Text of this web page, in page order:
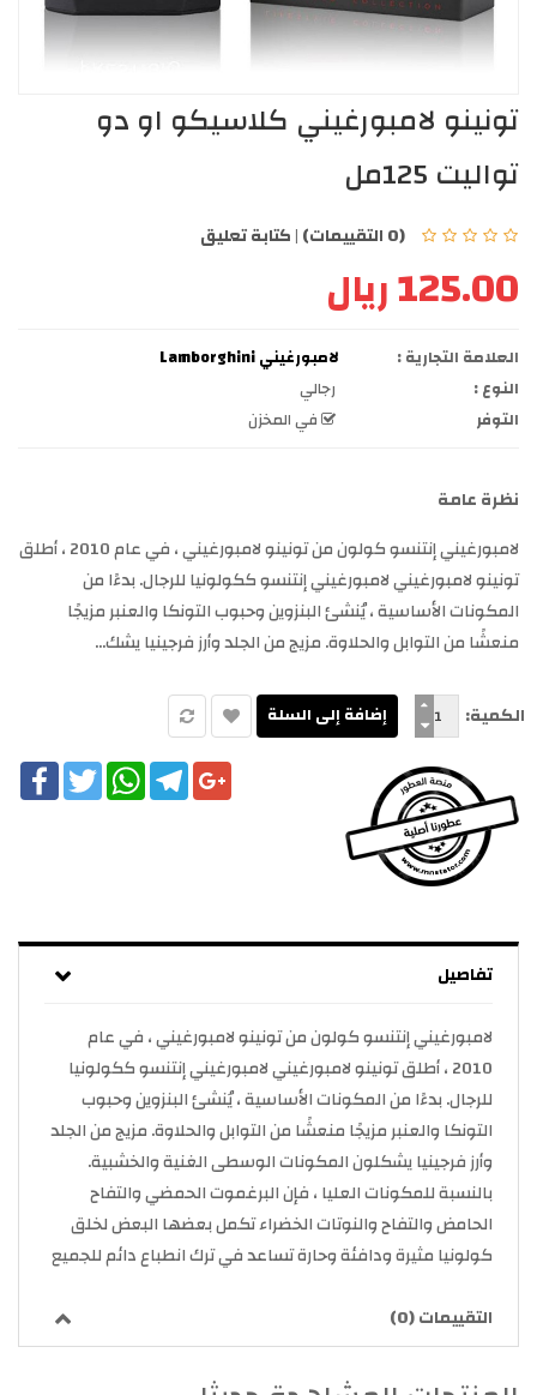
تونينو لامبورغيني كلاسيكو او دو
تواليت 125مل
(0 التقييمات) |كتابة تعليق
125.00 ريال
العلامة التجارية :
لامبورغيني Lamborghini
النوع :
رجالي
التوفر
في المخزن
نظرة عامة
لامبورغيني إنتنسو كولون من تونينو لامبورغيني ، في عام 2010 ، أطلق
تونينو لامبورغيني لامبورغيني إنتنسو ككولونيا للرجال. بدءًا من
المكونات الأساسية ، يُنشئ البنزوين وحبوب التونكا والعنبر مزيجًا
منعشًا من التوابل والحلاوة. مزيج من الجلد وأرز فرجينيا يشك...
الكمية:
Twitter
WhatsAppTelegramGoogle+
تفاصيل
لامبورغيني إنتنسو كولون من تونينو لامبورغيني ، في عام
2010 ، أطلق تونينو لامبورغيني لامبورغيني إنتنسو ككولونيا
للرجال. بدءًا من المكونات الأساسية ، يُنشئ البنزوين وحبوب
التونكا والعنبر مزيجًا منعشًا من التوابل والحلاوة. مزيج من الجلد
وأرز فرجينيا يشكلون المكونات الوسطى الغنية والخشبية.
بالنسبة للمكونات العليا ، فإن البرغموت الحمضي والتفاح
الحامض والتفاح والنوتات الخضراء تكمل بعضها البعض لخلق
كولونيا مثيرة ودافئة وحارة تساعد في ترك انطباع دائم للجميع
التقييمات (0)